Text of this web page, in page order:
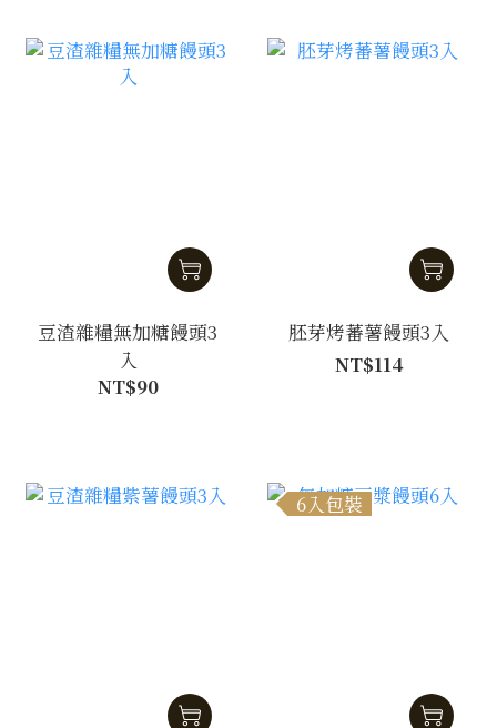
豆渣雜糧無加糖饅頭3
入
NT$90
胚芽烤蕃薯饅頭3入
NT$114
6入包裝